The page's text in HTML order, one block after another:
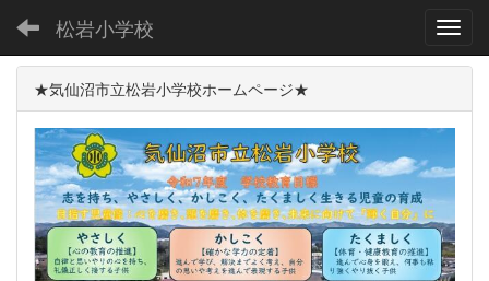
松岩小学校
★気仙沼市立松岩小学校ホームページ★